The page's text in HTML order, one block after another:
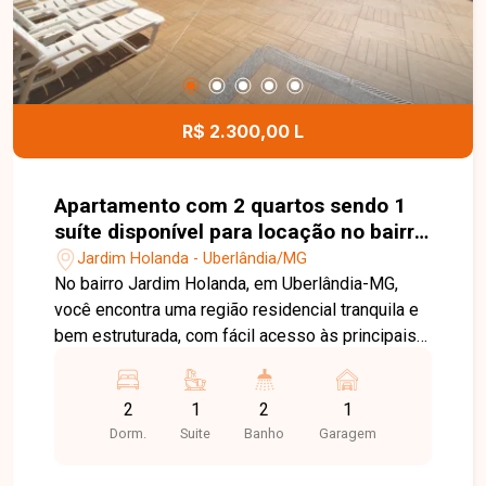
esta excelente oportunidade comercial.
R$ 2.300,00 L
Apartamento com 2 quartos sendo 1
suíte disponível para locação no bairro
Jardim Holanda em Uberlândia-MG
Jardim Holanda - Uberlândia/MG
No bairro Jardim Holanda, em Uberlândia-MG,
você encontra uma região residencial tranquila e
bem estruturada, com fácil acesso às principais
supermercados, escolas, farmácias e diversos
comércios, proporcionando praticidade e
qualidade de vida. Apartamento disponível para
2
Dorm.
1
Suite
2
Banho
1
Garagem